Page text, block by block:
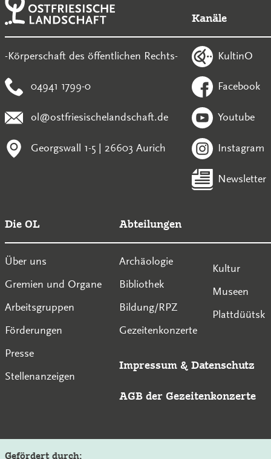
-Körperschaft des öffentlichen Rechts-
04941 1799-0
ol@ostfriesischelandschaft.de
Georgswall 1-5 | 26603 Aurich
Kanäle
KultinO
Facebook
Youtube
Instagram
Newsletter
Die OL
Über uns
Gremien und Organe
Arbeitsgruppen
Förderungen
Presse
Stellenanzeigen
Abteilungen
Archäologie
Bibliothek
Bildung/RPZ
Gezeitenkonzerte
Kultur
Museen
Plattdüütsk
Impressum & Datenschutz
AGB der Gezeitenkonzerte
Gefördert durch: